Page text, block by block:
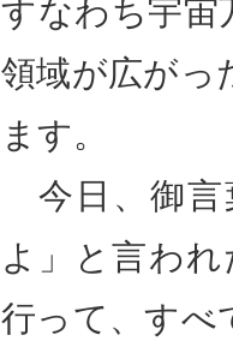
すなわち宇宙
領域が広がっ
ます。
今日、御言
よ」と言わ
行って、すべ